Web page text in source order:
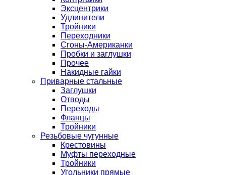
Эксцентрики
Удлинители
Тройники
Переходники
Сгоны-Американки
Пробки и заглушки
Прочее
Накидные гайки
Приварные стальные
Заглушки
Отводы
Переходы
Фланцы
Тройники
Резьбовые чугунные
Крестовины
Муфты переходные
Тройники
Угольники прямые